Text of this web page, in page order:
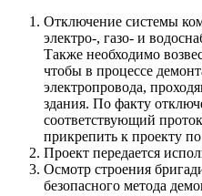
Отключение системы
электро-, газо- и
Также необходимо
чтобы в процессе
электропровода,
здания. По факту
соответствующий
прикрепить к проекту
Проект передается
Осмотр строения
безопасного метода